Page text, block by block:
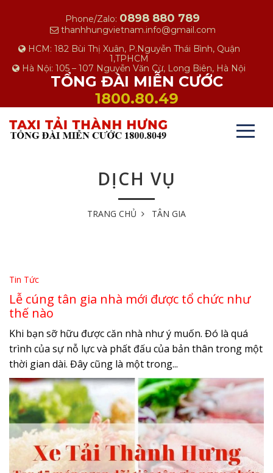
Phone/Zalo: 0898 880 789
thanhhungvietnam.info@gmail.com
HCM: 182 Bùi Thị Xuân, P.Nguyễn Thái Bình, Quận
1,TPHCM
Hà Nội: 105 – 107 Nguyễn Văn Cừ, Long Biên, Hà Nội
TỔNG ĐÀI MIỄN CƯỚC
1800.80.49
DỊCH VỤ
TRANG CHỦ TÂN GIA
Tin Tức
Lễ cúng tân gia nhà mới được tổ chức như
thế nào
Khi bạn sỡ hữu được căn nhà như ý muốn. Đó là quá
trình của sự nỗ lực và phất đấu của bản thân trong một
thời gian dài. Đây cũng là một trong...